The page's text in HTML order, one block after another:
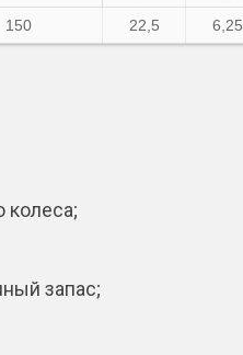
150 22,5 6,25
колеса;
запас;